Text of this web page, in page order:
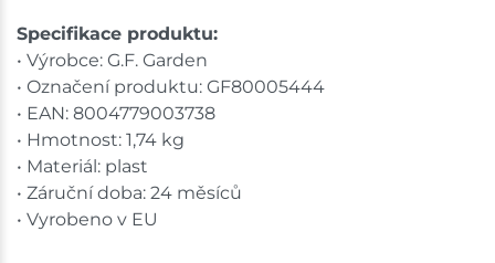
Specifikace produktu:
• Výrobce: G.F. Garden
• Označení produktu: GF80005444
• EAN: 8004779003738
• Hmotnost: 1,74 kg
• Materiál: plast
• Záruční doba: 24 měsíců
• Vyrobeno v EU